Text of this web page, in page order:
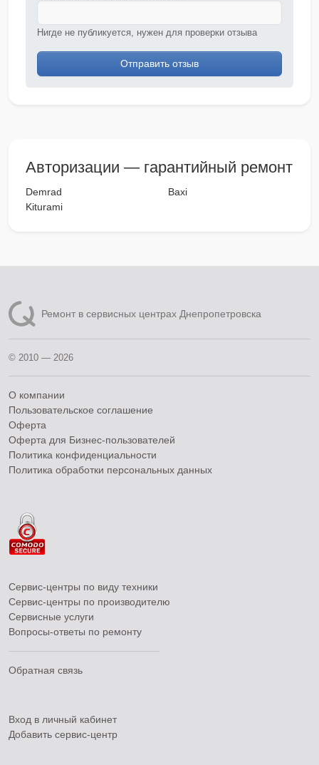
Нигде не публикуется, нужен для проверки отзыва
Отправить отзыв
Авторизации — гарантийный ремонт
Demrad
Baxi
Kiturami
Ремонт в сервисных центрах Днепропетровска
© 2010 — 2026
О компании
Пользовательское соглашение
Оферта
Оферта для Бизнес-пользователей
Политика конфиденциальности
Политика обработки персональных данных
Сервис-центры по виду техники
Сервис-центры по производителю
Сервисные услуги
Вопросы-ответы по ремонту
Обратная связь
Вход в личный кабинет
Добавить сервис-центр